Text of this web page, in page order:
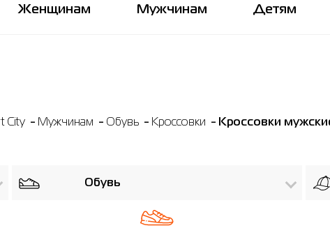
Женщинам Мужчинам Детям
City Мужчинам Обувь Кроссовки Кроссовки
Обувь